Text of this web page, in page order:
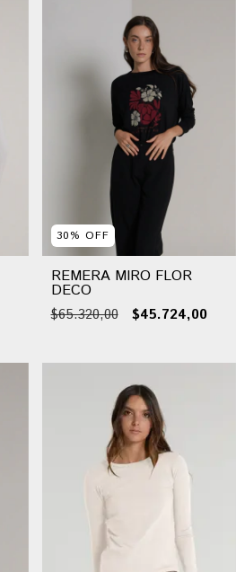
30% OFF
REMERA MIRO FLOR
DECO
$65.320,00 $45.724,00